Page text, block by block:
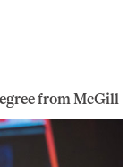
from McGill